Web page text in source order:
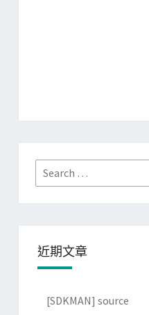
Search
for:
近期文章
[SDKMAN] source